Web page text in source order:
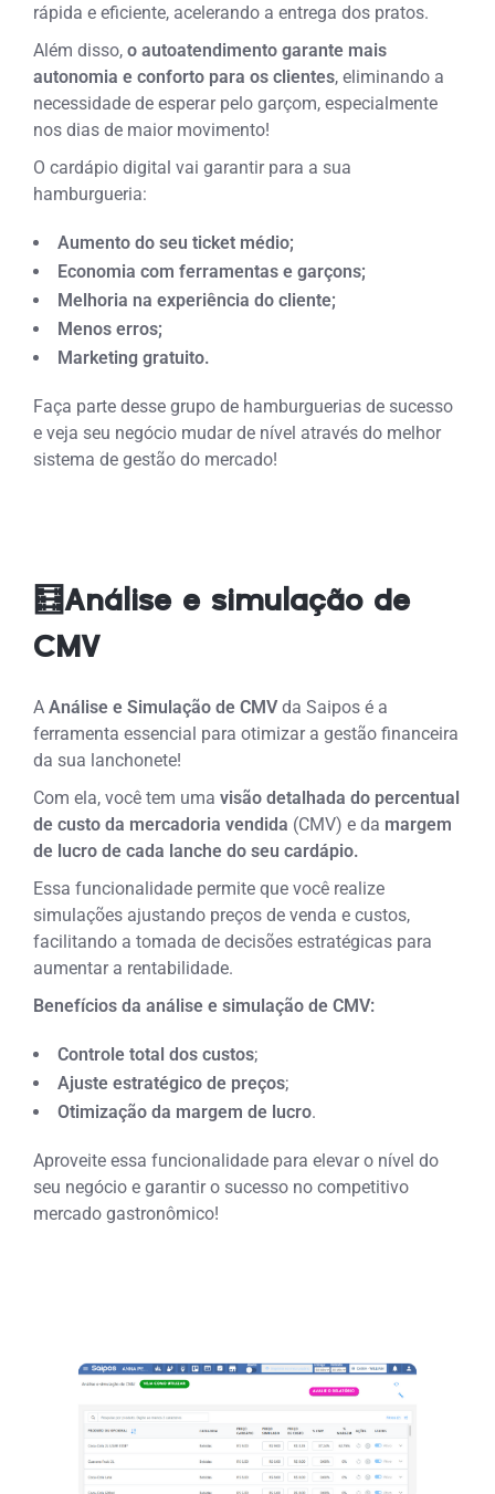
rápida e eficiente, acelerando a entrega dos pratos.
Além disso, o autoatendimento garante mais
autonomia e conforto para os clientes, eliminando a
necessidade de esperar pelo garçom, especialmente
nos dias de maior movimento!
O cardápio digital vai garantir para a sua
hamburgueria:
Aumento do seu ticket médio;
Economia com ferramentas e garçons;
Melhoria na experiência do cliente;
Menos erros;
Marketing gratuito.
Faça parte desse grupo de hamburguerias de sucesso
e veja seu negócio mudar de nível através do melhor
sistema de gestão do mercado!
🧮Análise e simulação de
CMV
AAnálise e Simulação de CMV da Saipos é a
ferramenta essencial para otimizar a gestão financeira
da sua lanchonete!
Com ela, você tem umavisão detalhada do percentual
de custo da mercadoria vendida (CMV) e da margem
de lucro de cada lanche do seu cardápio.
Essa funcionalidade permite que você realize
simulações ajustando preços de venda e custos,
facilitando a tomada de decisões estratégicas para
aumentar a rentabilidade.
Benefícios da análise e simulação de CMV:
Controle total dos custos;
Ajuste estratégico de preços;
Otimização da margem de lucro.
Aproveite essa funcionalidade para elevar o nível do
seu negócio e garantir o sucesso no competitivo
mercado gastronômico!